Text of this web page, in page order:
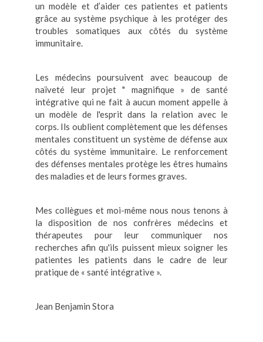
un modèle et d’aider ces patientes et patients
grâce au système psychique à les protéger des
troubles somatiques aux côtés du système
immunitaire.
Les médecins poursuivent avec beaucoup de
naïveté leur projet " magnifique » de santé
intégrative qui ne fait à aucun moment appelle à
un modèle de l'esprit dans la relation avec le
corps. Ils oublient complètement que les défenses
mentales constituent un système de défense aux
côtés du système immunitaire. Le renforcement
des défenses mentales protège les êtres humains
des maladies et de leurs formes graves.
Mes collègues et moi-même nous nous tenons à
la disposition de nos confrères médecins et
thérapeutes pour leur communiquer nos
recherches afin qu'ils puissent mieux soigner les
patientes les patients dans le cadre de leur
pratique de « santé intégrative ».
Jean Benjamin Stora